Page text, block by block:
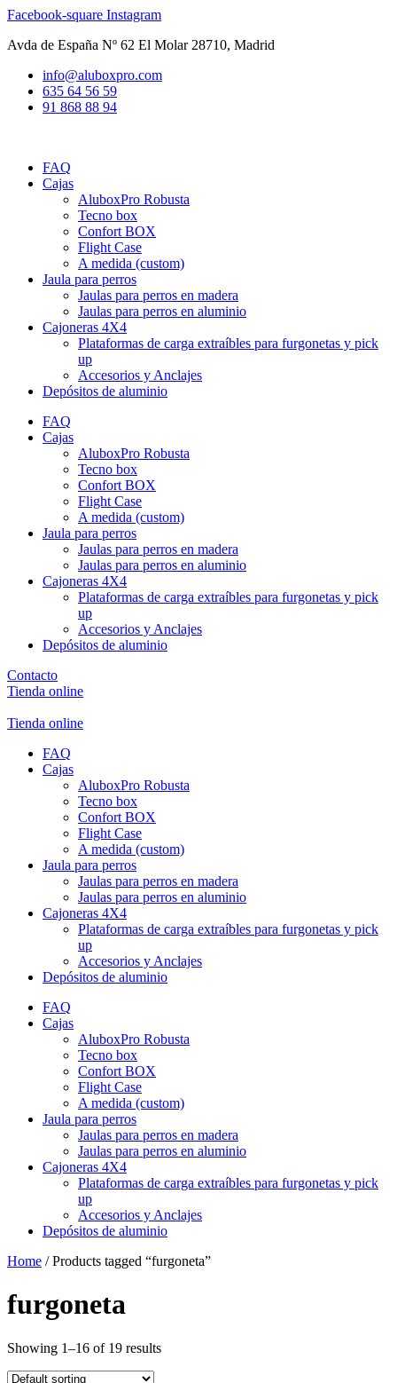
Ir
contenido
Facebook-square Instagram
Avda de España Nº 62 El Molar 28710, Madrid
info@aluboxpro.com
635 64 56 59
91 868 88 94
FAQ
Cajas
AluboxPro Robusta
Tecno box
Confort BOX
Flight Case
A medida (custom)
Jaula para perros
Jaulas para perros en madera
Jaulas para perros en aluminio
Cajoneras 4X4
Plataformas de carga extraíbles para furgonetas y pick
up
Accesorios y Anclajes
Depósitos de aluminio
FAQ
Cajas
AluboxPro Robusta
Tecno box
Confort BOX
Flight Case
A medida (custom)
Jaula para perros
Jaulas para perros en madera
Jaulas para perros en aluminio
Cajoneras 4X4
Plataformas de carga extraíbles para furgonetas y pick
up
Accesorios y Anclajes
Depósitos de aluminio
Contacto
Tienda online
Tienda online
FAQ
Cajas
AluboxPro Robusta
Tecno box
Confort BOX
Flight Case
A medida (custom)
Jaula para perros
Jaulas para perros en madera
Jaulas para perros en aluminio
Cajoneras 4X4
Plataformas de carga extraíbles para furgonetas y pick
up
Accesorios y Anclajes
Depósitos de aluminio
FAQ
Cajas
AluboxPro Robusta
Tecno box
Confort BOX
Flight Case
A medida (custom)
Jaula para perros
Jaulas para perros en madera
Jaulas para perros en aluminio
Cajoneras 4X4
Plataformas de carga extraíbles para furgonetas y pick
up
Accesorios y Anclajes
Depósitos de aluminio
Home / Products tagged “furgoneta”
furgoneta
Showing 1–16 of 19 results